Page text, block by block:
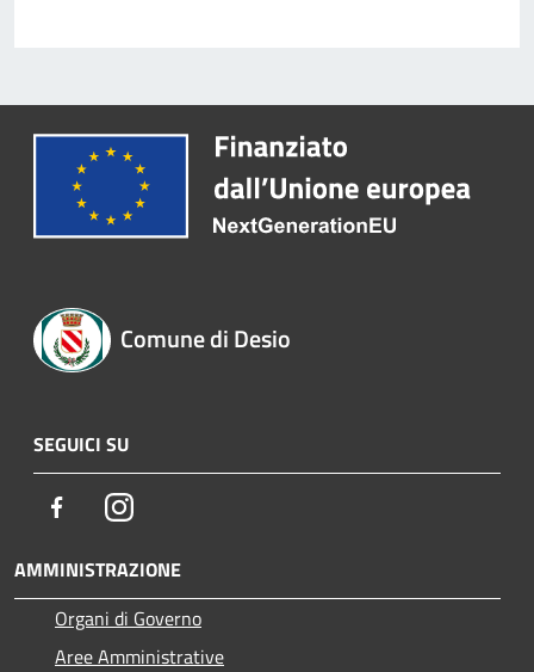
Comune di Desio
SEGUICI SU
FacebookInstagram
AMMINISTRAZIONE
Organi di Governo
Aree Amministrative